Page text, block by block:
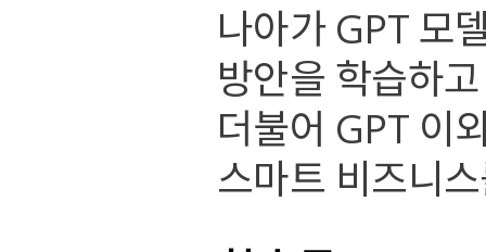
나아가 GPT 모
방안을 학습하고
더불어 GPT 이
스마트 비즈니